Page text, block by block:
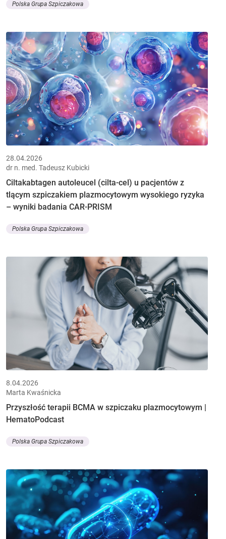
Polska Grupa Szpiczakowa
28.04.2026
dr n. med. Tadeusz Kubicki
Ciltakabtagen autoleucel (cilta-cel) u pacjentów z
tlącym szpiczakiem plazmocytowym wysokiego ryzyka
– wyniki badania CAR-PRISM
Polska Grupa Szpiczakowa
8.04.2026
Marta Kwaśnicka
Przyszłość terapii BCMA w szpiczaku plazmocytowym |
HematoPodcast
Polska Grupa Szpiczakowa